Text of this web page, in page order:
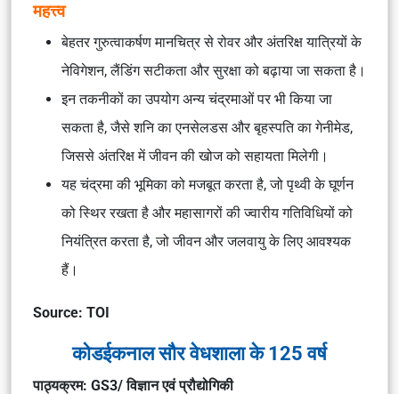
महत्त्व
बेहतर गुरुत्वाकर्षण मानचित्र से रोवर और अंतरिक्ष यात्रियों के
नेविगेशन, लैंडिंग सटीकता और सुरक्षा को बढ़ाया जा सकता है।
इन तकनीकों का उपयोग अन्य चंद्रमाओं पर भी किया जा
सकता है, जैसे शनि का एनसेलडस और बृहस्पति का गेनीमेड,
जिससे अंतरिक्ष में जीवन की खोज को सहायता मिलेगी।
यह चंद्रमा की भूमिका को मजबूत करता है, जो पृथ्वी के घूर्णन
को स्थिर रखता है और महासागरों की ज्वारीय गतिविधियों को
नियंत्रित करता है, जो जीवन और जलवायु के लिए आवश्यक
हैं।
Source: TOI
कोडईकनाल सौर वेधशाला के 125 वर्ष
पाठ्यक्रम: GS3/ विज्ञान एवं प्रौद्योगिकी